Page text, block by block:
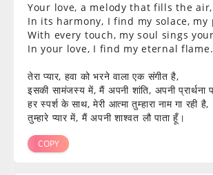
Your love, a melody that fills the air,
In its harmony, I find my solace, my
With every touch, my soul sings
In your love, I find my eternal flame.
तेरा प्यार, हवा को भरने वाला एक संगीत है,
इसकी सामंजस्य में, मैं अपनी शांति, अपनी प्रार्थना
हर स्पर्श के साथ, मेरी आत्मा तुम्हारा नाम गा रही है,
तुम्हारे प्यार में, मैं अपनी शाश्वत लौ पाता हूँ।
COPY